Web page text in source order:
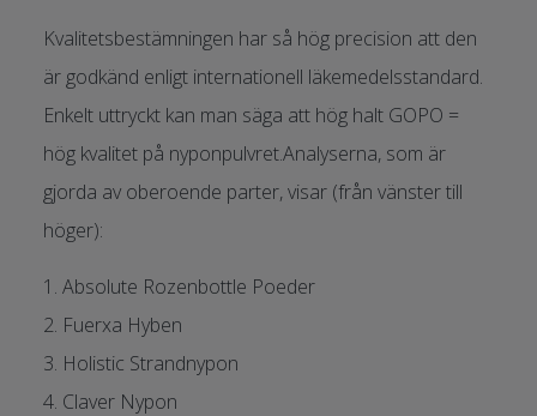
Kvalitetsbestämningen har så hög precision att den
är godkänd enligt internationell läkemedelsstandard.
Enkelt uttryckt kan man säga att hög halt GOPO =
hög kvalitet på nyponpulvret.Analyserna, som är
gjorda av oberoende parter, visar (från vänster till
höger):
1. Absolute Rozenbottle Poeder
2. Fuerxa Hyben
3. Holistic Strandnypon
4. Claver Nypon